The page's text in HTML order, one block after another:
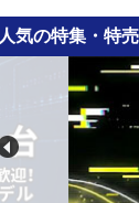
人気の特集・特